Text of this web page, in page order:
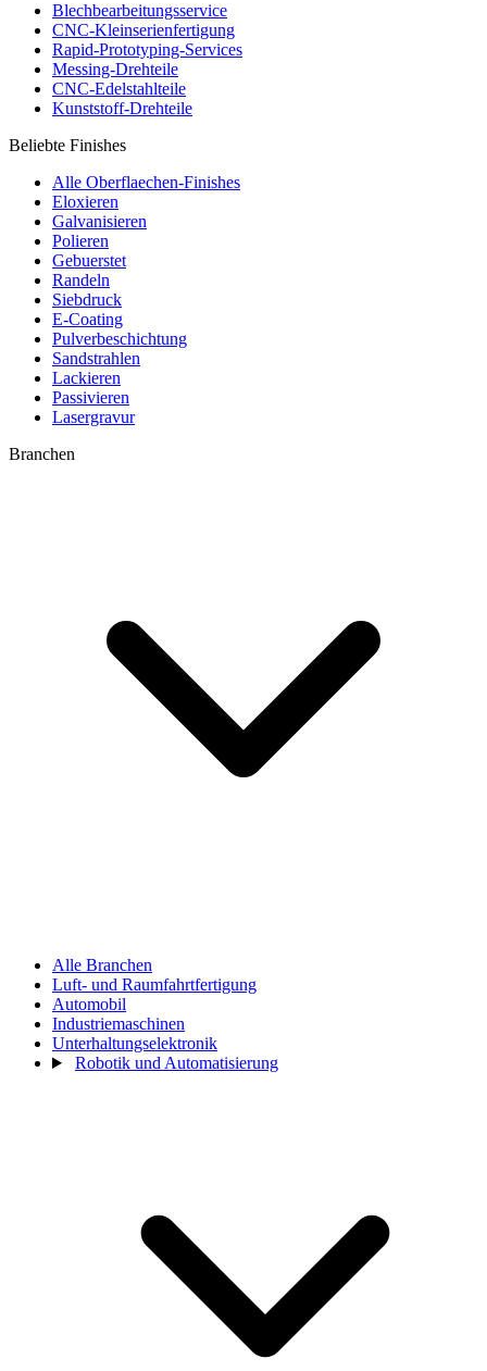
Blechbearbeitungsservice
CNC-Kleinserienfertigung
Rapid-Prototyping-Services
Messing-Drehteile
CNC-Edelstahlteile
Kunststoff-Drehteile
Beliebte Finishes
Alle Oberflaechen-Finishes
Eloxieren
Galvanisieren
Polieren
Gebuerstet
Randeln
Siebdruck
E-Coating
Pulverbeschichtung
Sandstrahlen
Lackieren
Passivieren
Lasergravur
Branchen
Alle Branchen
Luft- und Raumfahrtfertigung
Automobil
Industriemaschinen
Unterhaltungselektronik
Robotik und Automatisierung